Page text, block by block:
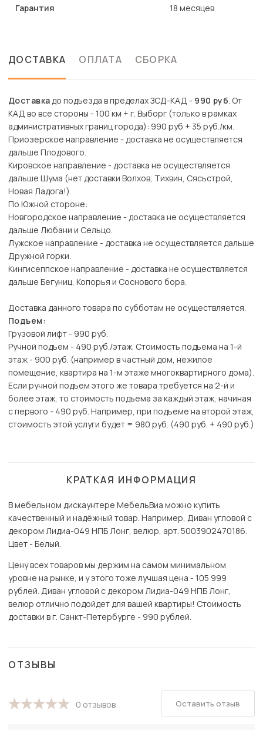
Гарантия 18 месяцев
ДОСТАВКА ОПЛАТА СБОРКА
Доставкадо подъезда в пределах ЗСД-КАД - 990 руб. От
КАД во все стороны - 100 км + г. Выборг (только в рамках
административных границ города): 990 руб + 35 руб./км.
Приозерское направление - доставка не осуществляется
дальше Плодового.
Кировское направление - доставка не осуществляется
дальше Шума (нет доставки Волхов, Тихвин, Сясьстрой,
Новая Ладога!).
По Южной стороне:
Новгородское направление - доставка не осуществляется
дальше Любани и Сельцо.
Лужское направление - доставка не осуществляется дальше
Дружной горки.
Кингисеппское направление - доставка не осуществляется
дальше Бегуниц, Копорья и Соснового бора.
Доставка данного товара по субботам не осуществляется.
Подъем:
Грузовой лифт - 990 руб.
Ручной подъем - 490 руб./этаж. Стоимость подъема на 1-й
этаж - 900 руб. (например в частный дом, нежилое
помещение, квартира на 1-м этаже многоквартирного дома).
Если ручной подъем этого же товара требуется на 2-й и
более этаж, то стоимость подъема за каждый этаж, начиная
с первого - 490 руб. Например, при подъеме на второй этаж,
стоимость этой услуги будет = 980 руб. (490 руб. + 490 руб.)
КРАТКАЯ ИНФОРМАЦИЯ
В мебельном дискаунтере МебельВиа можно купить
качественный и надёжный товар. Например, Диван угловой с
декором Лидиа-049 НПБ Лонг, велюр, арт. 5003902470186.
Цвет - Белый.
Цену всех товаров мы держим на самом минимальном
уровне на рынке, и у этого тоже лучшая цена - 105 999
рублей. Диван угловой с декором Лидиа-049 НПБ Лонг,
велюр отлично подойдет для вашей квартиры! Стоимость
доставки в г. Санкт-Петербурге - 990 рублей.
ОТЗЫВЫ
0 отзывов Оставить отзыв